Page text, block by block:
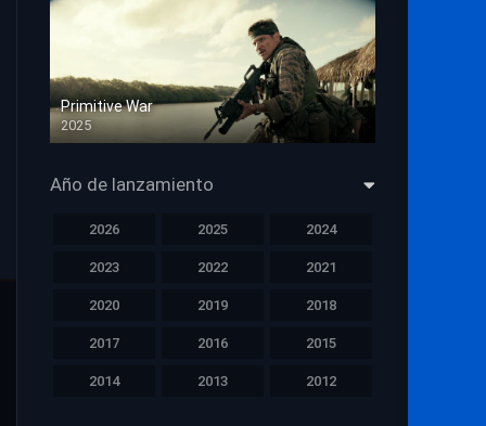
Primitive War
2025
HD 1080p
Año de lanzamiento
2026 2025 2024
2023 2022 2021
2020 2019 2018
2017 2016 2015
2014 2013 2012